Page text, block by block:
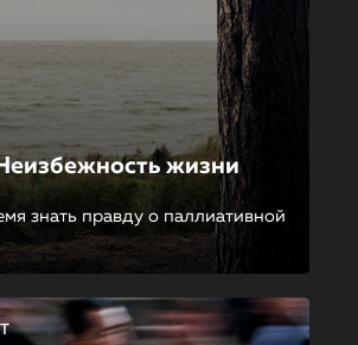
жизни
знать правду о паллиативной